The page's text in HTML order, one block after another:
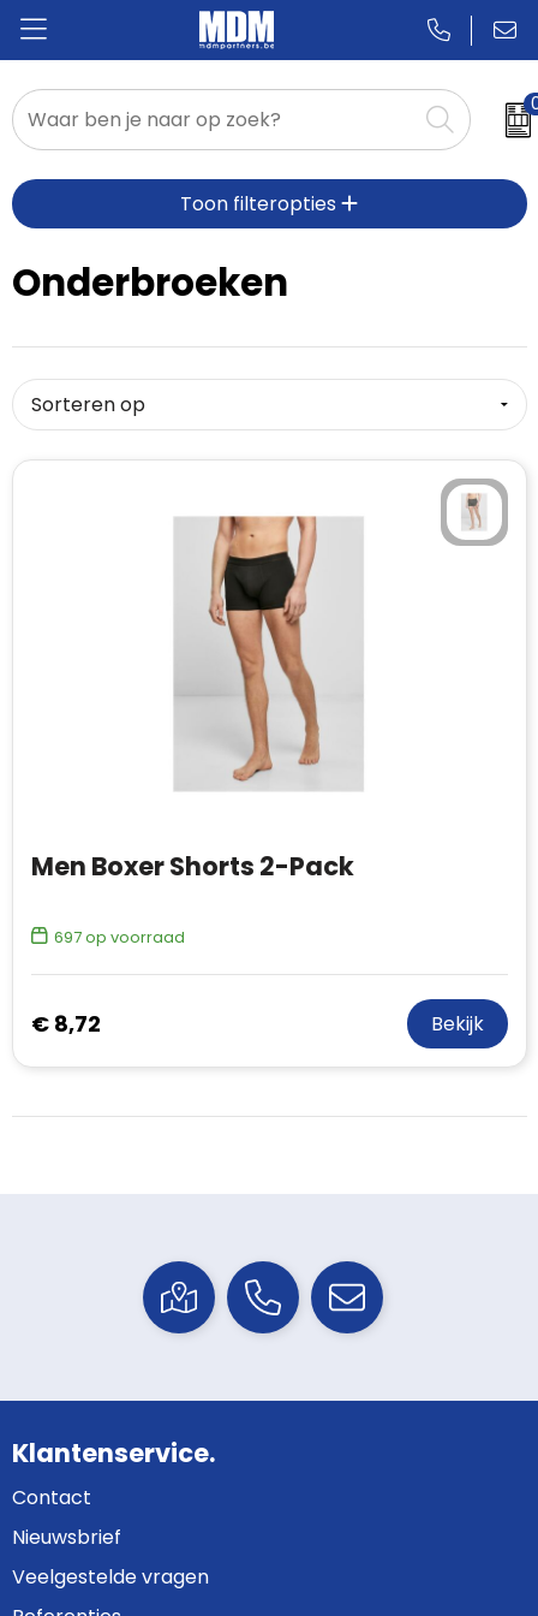
Relatiegeschenken
Promotietextiel
Toon filteropties
Onderbroeken
Men Boxer Shorts 2-Pack
697op voorraad
€ 8,72 Bekijk
Klantenservice.
Contact
Nieuwsbrief
Veelgestelde vragen